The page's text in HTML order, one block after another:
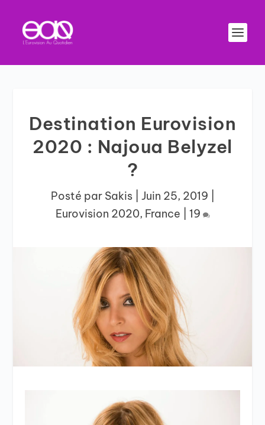
Destination Eurovision
2020 : Najoua Belyzel
?
Posté par Sakis| Juin 25, 2019
Eurovision 2020, France 19